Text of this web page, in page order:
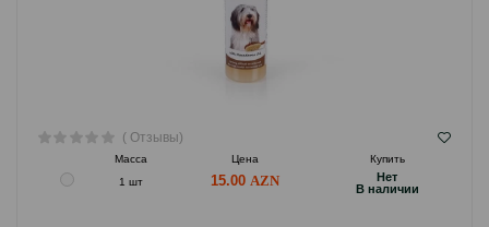
( Отзывы)
Масса Цена
Купить
1 шт
15.00
Hет
B наличии